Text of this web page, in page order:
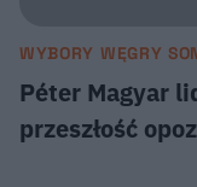
WYBORY WĘGRY
Péter Magyar
przeszłość